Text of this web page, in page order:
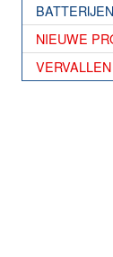
NIEUWE